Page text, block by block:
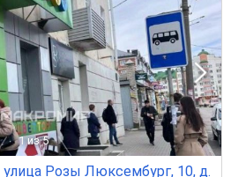
1 из 5
Розы Люксембург, 10, д.